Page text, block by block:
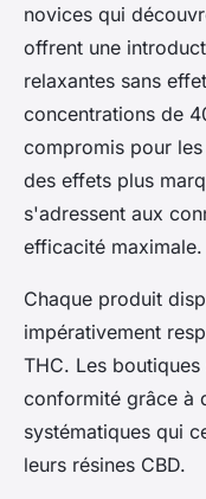
novices qui
offrent une
relaxantes sans
concentrations de
compromis pour
des effets plus
s'adressent aux
efficacité maximale.
Chaque produit
impérativement
THC. Les
conformité grâce à
systématiques qui
leurs résines CBD.